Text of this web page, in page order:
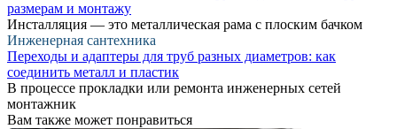
размерам и монтажу
Инсталляция — это металлическая рама с плоским бачком
Инженерная сантехника
Переходы и адаптеры для труб разных диаметров: как
соединить металл и пластик
В процессе прокладки или ремонта инженерных сетей
монтажник
Вам также может понравиться